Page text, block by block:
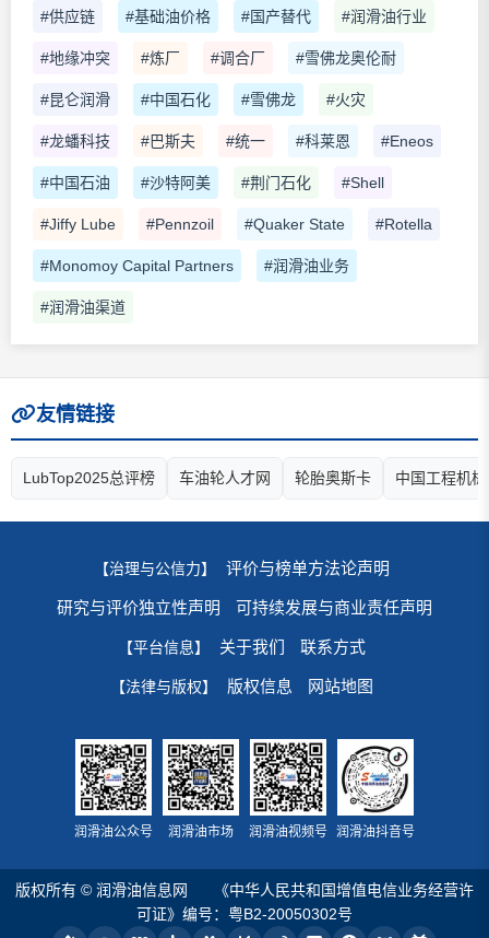
#供应链 #基础油价格 #国产替代 #润滑油行业
#地缘冲突 #炼厂 #调合厂 #雪佛龙奥伦耐
#昆仑润滑 #中国石化 #雪佛龙 #火灾
#龙蟠科技 #巴斯夫 #统一 #科莱恩 #Eneos
#中国石油 #沙特阿美 #荆门石化 #Shell
#Jiffy Lube #Pennzoil #Quaker State #Rotella
#Monomoy Capital Partners #润滑油业务
#润滑油渠道
友情链接
LubTop2025总评榜 车油轮人才网 轮胎奥斯卡 中国工程机
【治理与公信力】 评价与榜单方法论声明
研究与评价独立性声明 可持续发展与商业责任声明
【平台信息】 关于我们 联系方式
【法律与版权】 版权信息 网站地图
润滑油公众号 润滑油市场 润滑油视频号 润滑油抖音号
版权所有 © 润滑油信息网
《中华人民共和国增值电信业务经营许
可证》编号：粤B2-20050302号